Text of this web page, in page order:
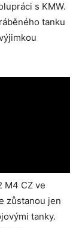
s KMW.
tanku
M4 CZ ve
zůstanou jen
tanky.